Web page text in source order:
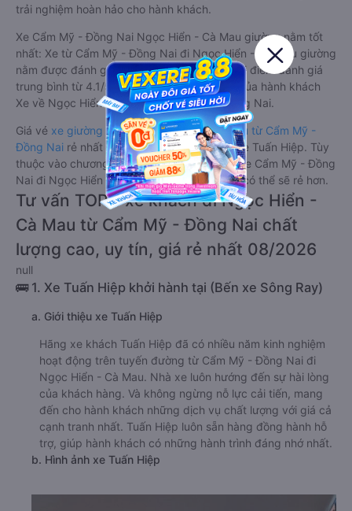
trải nghiệm hoàn hảo cho hành khách.
Xe Cẩm Mỹ - Đồng Nai Ngọc Hiển - Cà Mau giường nằm tốt
nhất: Xe từ Cẩm Mỹ - Đồng Nai đi Ngọc Hiển - Cà Mau giường
nằm được đánh giá chung chất lượng Tốt với điểm đánh giá
trung bình từ 4.1/5 dựa trên 1659 phản hồi của hành khách
Xe về Ngọc Hiển - Cà Mau từ Cẩm Mỹ - Đồng Nai.
Giá vé xe giường nằm đi Ngọc Hiển - Cà Mau từ Cẩm Mỹ -
Đồng Nai rẻ nhất là 410000VND của hãng xe Tuấn Hiệp. Tùy
thuộc vào chương trình khuyến mãi, giá vé Xe Cẩm Mỹ - Đồng
Nai đi Ngọc Hiển - Cà Mau giường nằm này có thể sẽ rẻ hơn.
Tư vấn TOP 1 xe khách đi Ngọc Hiển -
Cà Mau từ Cẩm Mỹ - Đồng Nai chất
lượng cao, uy tín, giá rẻ nhất 08/2026
null
🚌 1. Xe Tuấn Hiệp khởi hành tại (Bến xe Sông Ray)
a. Giới thiệu xe Tuấn Hiệp
Hãng xe khách Tuấn Hiệp đã có nhiều năm kinh nghiệm
hoạt động trên tuyến đường từ Cẩm Mỹ - Đồng Nai đi
Ngọc Hiển - Cà Mau. Nhà xe luôn hướng đến sự hài lòng
của khách hàng. Và không ngừng nỗ lực cải tiến, mang
đến cho hành khách những dịch vụ chất lượng với giá cả
cạnh tranh nhất. Tuấn Hiệp luôn sẵn hàng đồng hành hỗ
trợ, giúp hành khách có những hành trình đáng nhớ nhất.
b. Hình ảnh xe Tuấn Hiệp